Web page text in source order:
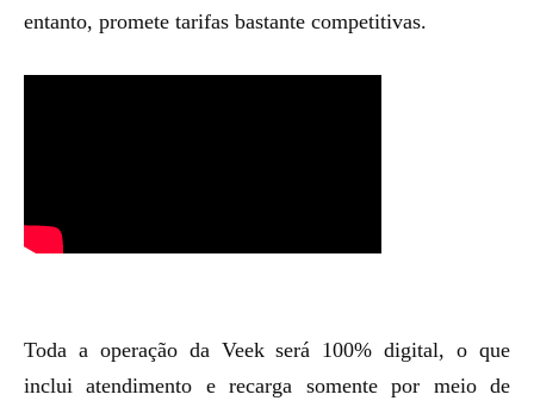
entanto, promete tarifas bastante competitivas.
Toda a operação da Veek será 100% digital, o que
inclui atendimento e recarga somente por meio de